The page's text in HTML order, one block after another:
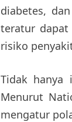
diabetes,
teratur dapat
risiko
Tidak hanya
Menurut
mengatur